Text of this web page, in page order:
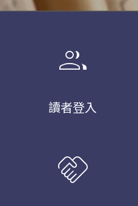
group
讀者登入
handshake